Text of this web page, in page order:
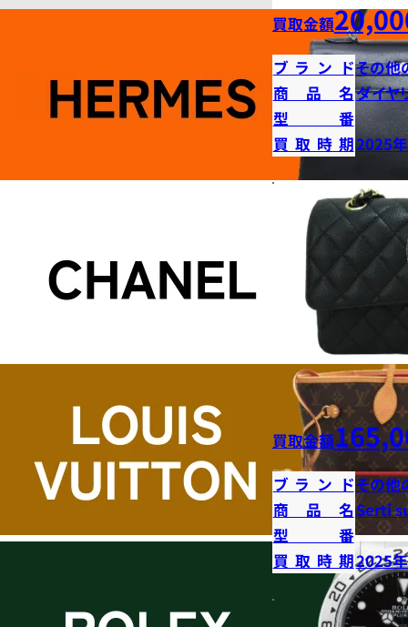
買取金額
ブランドその他
商品名ダイヤ
型番
買取時期2025
買取金額
ブランドその他
商品名Serti
型番
買取時期2025